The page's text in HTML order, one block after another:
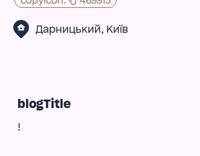
Дарницький, Київ
blogTitle
!